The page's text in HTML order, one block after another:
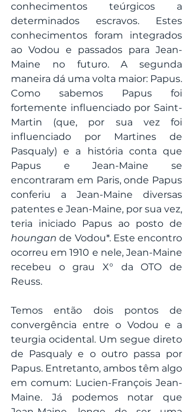
conhecimentos teúrgicos a
determinados escravos. Estes
conhecimentos foram integrados
ao Vodou e passados para Jean-
Maine no futuro. A segunda
maneira dá uma volta maior: Papus.
Como sabemos Papus foi
fortemente influenciado por Saint-
Martin (que, por sua vez foi
influenciado por Martines de
Pasqualy) e a história conta que
Papus e Jean-Maine se
encontraram em Paris, onde Papus
conferiu a Jean-Maine diversas
patentes e Jean-Maine, por sua vez,
houngan de Vodou*. Este encontro
ocorreu em 1910 e nele, Jean-Maine
recebeu o grau X° da OTO de
Reuss.
Temos então dois pontos de
convergência entre o Vodou e a
teurgia ocidental. Um segue direto
de Pasqualy e o outro passa por
Papus. Entretanto, ambos têm algo
em comum: Lucien-François Jean-
Maine. Já podemos notar que